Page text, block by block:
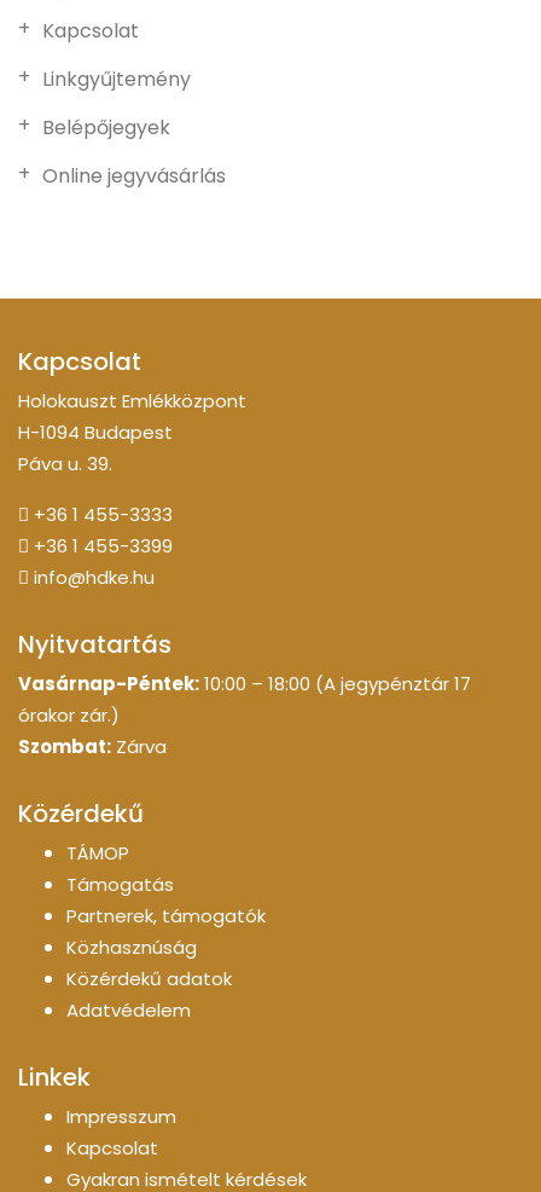
Kapcsolat
Linkgyűjtemény
Belépőjegyek
Online jegyvásárlás
Kapcsolat
Holokauszt Emlékközpont
H-1094 Budapest
Páva u. 39.
+36 1 455-3333
+36 1 455-3399
info@hdke.hu
Nyitvatartás
Vasárnap-Péntek:10:00 – 18:00 (A jegypénztár 17
órakor zár.)
Szombat: Zárva
Közérdekű
TÁMOP
Támogatás
Partnerek, támogatók
Közhasznúság
Közérdekű adatok
Adatvédelem
Linkek
Impresszum
Kapcsolat
Gyakran ismételt kérdések